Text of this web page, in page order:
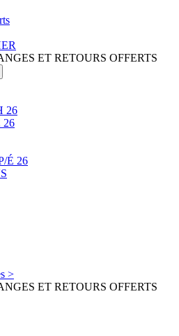
ET RETOURS OFFERTS
26
26
É 26
>
ET RETOURS OFFERTS